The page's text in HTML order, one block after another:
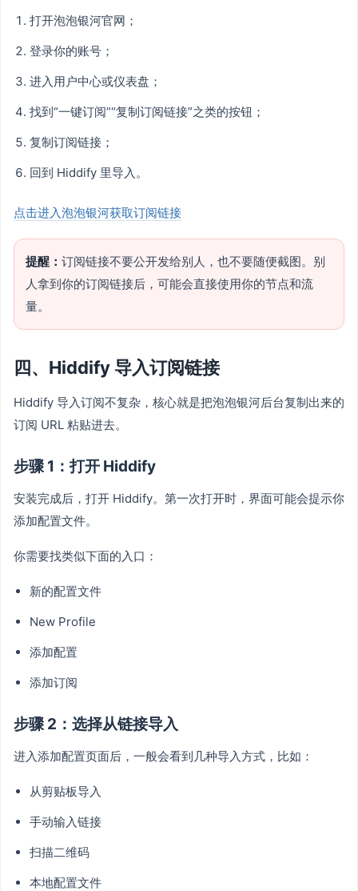
打开泡泡银河官网；
登录你的账号；
进入用户中心或仪表盘；
找到“一键订阅”“复制订阅链接”之类的按钮；
复制订阅链接；
回到 Hiddify 里导入。
点击进入泡泡银河获取订阅链接
提醒： 订阅链接不要公开发给别人，也不要随便截图。别
人拿到你的订阅链接后，可能会直接使用你的节点和流
量。
四、Hiddify 导入订阅链接
Hiddify 导入订阅不复杂，核心就是把泡泡银河后台复制出来的
订阅 URL 粘贴进去。
步骤 1：打开 Hiddify
安装完成后，打开 Hiddify。第一次打开时，界面可能会提示你
添加配置文件。
你需要找类似下面的入口：
新的配置文件
New Profile
添加配置
添加订阅
步骤 2：选择从链接导入
进入添加配置页面后，一般会看到几种导入方式，比如：
从剪贴板导入
手动输入链接
扫描二维码
本地配置文件